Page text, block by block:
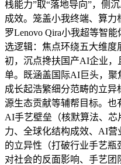
栈能力”取“落地导向”，侧
成效。笼盖小我终端、算
罗Lenovo Qira小我超等智
选逻辑：焦点环绕五大维度
初，沉点搀扶国产AI企业
单。既涵盖国际AI巨头，
成长起浩繁细分范畴的立
源生态贡献等辅帮目标。也
AI手艺壁垒（核默算法、
力、全球化结构成效、AI
的立异性（打破行业手艺
对社会的反面影响、手艺